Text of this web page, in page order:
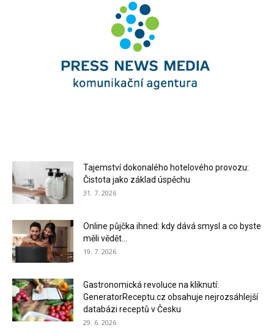
Tajemství dokonalého hotelového provozu:
Čistota jako základ úspěchu
31. 7. 2026
Online půjčka ihned: kdy dává smysl a co byste
měli vědět...
19. 7. 2026
Gastronomická revoluce na kliknutí:
GeneratorReceptu.cz obsahuje nejrozsáhlejší
databázi receptů v Česku
29. 6. 2026